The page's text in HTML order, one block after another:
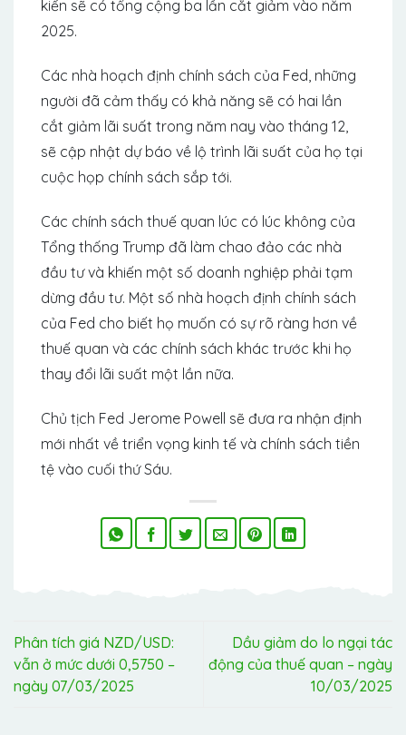
kiến ​​sẽ có tổng cộng ba lần cắt giảm vào năm
2025.
Các nhà hoạch định chính sách của Fed, những
người đã cảm thấy có khả năng sẽ có hai lần
cắt giảm lãi suất trong năm nay vào tháng 12,
sẽ cập nhật dự báo về lộ trình lãi suất của họ tại
cuộc họp chính sách sắp tới.
Các chính sách thuế quan lúc có lúc không của
Tổng thống Trump đã làm chao đảo các nhà
đầu tư và khiến một số doanh nghiệp phải tạm
dừng đầu tư. Một số nhà hoạch định chính sách
của Fed cho biết họ muốn có sự rõ ràng hơn về
thuế quan và các chính sách khác trước khi họ
thay đổi lãi suất một lần nữa.
Chủ tịch Fed Jerome Powell sẽ đưa ra nhận định
mới nhất về triển vọng kinh tế và chính sách tiền
tệ vào cuối thứ Sáu.
Phân tích giá NZD/USD:
vẫn ở mức dưới 0,5750 –
ngày 07/03/2025
Dầu giảm do lo ngại tác
động của thuế quan – ngày
10/03/2025